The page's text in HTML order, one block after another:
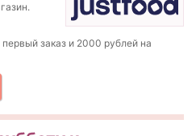
заказ и 2000 рублей на